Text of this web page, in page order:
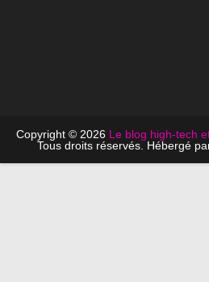
Copyright © 2026 Le blog high-tech
Tous droits réservés. Hébergé